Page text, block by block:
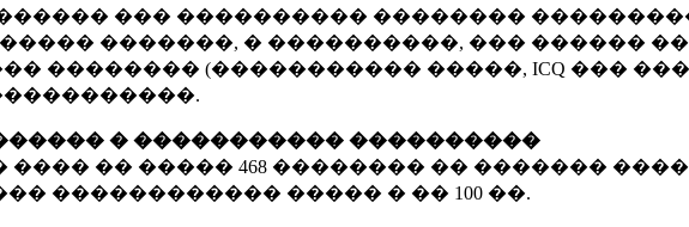
��� ���������� ��������
�������, � ����������, ��� ������
�������� (����������� �����, ICQ ���
� ����������� ����������
���� �� ����� 468 �������� �� �������
������������ ����� � �� 100 ��.